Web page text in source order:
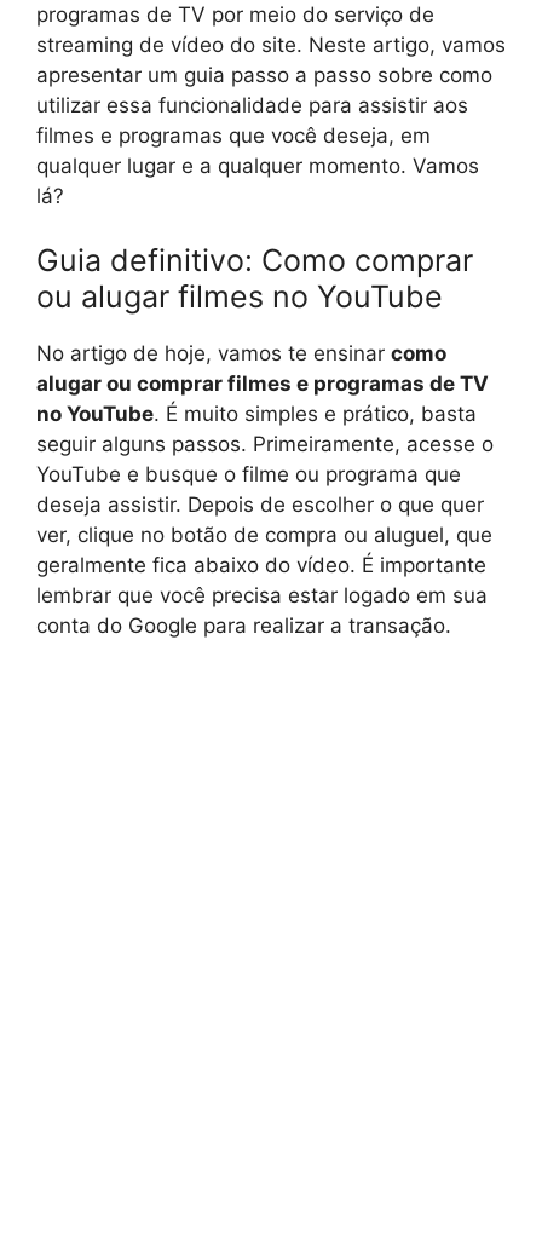
programas de TV por meio do serviço de
streaming de vídeo do site. Neste artigo, vamos
apresentar um guia passo a passo sobre como
utilizar essa funcionalidade para assistir aos
filmes e programas que você deseja, em
qualquer lugar e a qualquer momento. Vamos
lá?
Guia definitivo: Como comprar
ou alugar filmes no YouTube
No artigo de hoje, vamos te ensinar como
alugar ou comprar filmes e programas de TV
no YouTube. É muito simples e prático, basta
seguir alguns passos. Primeiramente, acesse o
YouTube e busque o filme ou programa que
deseja assistir. Depois de escolher o que quer
ver, clique no botão de compra ou aluguel, que
geralmente fica abaixo do vídeo. É importante
lembrar que você precisa estar logado em sua
conta do Google para realizar a transação.